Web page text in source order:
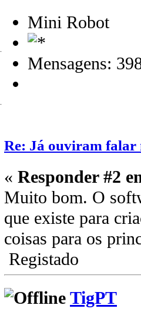
Mini Robot
Mensagens:
Re: Já ouviram falar
« Responder #2
Muito bom. O
que existe para
coisas para os
Registado
TigPT